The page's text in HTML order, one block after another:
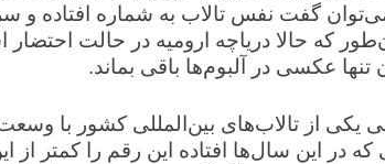
گفت نفس تالاب به شماره افتاده و
که حالا دریاچه ارومیه در حالت
عکسی در آلبوم‌ها باقی بماند.
که در این سال‌ها افتاده این رقم را کمتر از